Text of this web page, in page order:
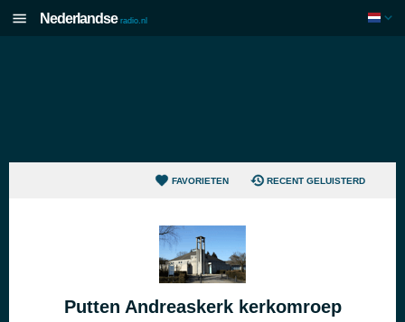
Nederlandse radio.nl
FAVORIETEN RECENT GELUISTERD
Putten Andreaskerk kerkomroep